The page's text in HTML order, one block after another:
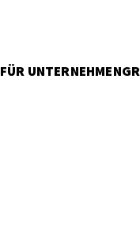
FÜR UNTERNEHMEN